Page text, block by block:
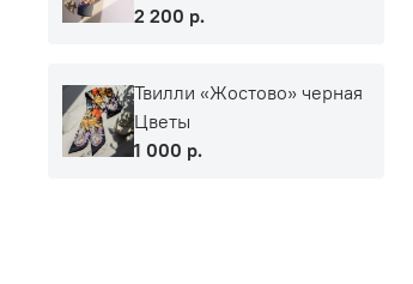
2 200 р.
Твилли «Жостово» черная
Цветы
1 000 р.